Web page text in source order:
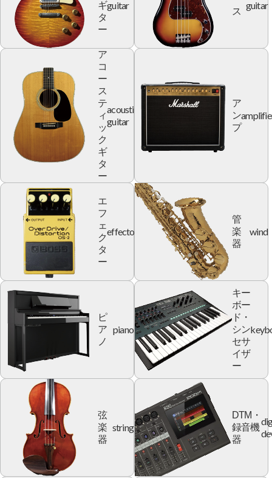
ギ
タ
ー
guitar
ス
guitar
ア
コ
ー
ス
テ
ィ
ッ
ク
ギ
タ
ー
acoustic
guitar
ア
ン
プ
エ
フ
ェ
ク
タ
ー
effector
管
楽
器
wind
ピ
ア
ノ
piano
キー
ボー
ド・
シン
セサ
イザ
ー
弦
楽
器
string
DTM・
録音機
器